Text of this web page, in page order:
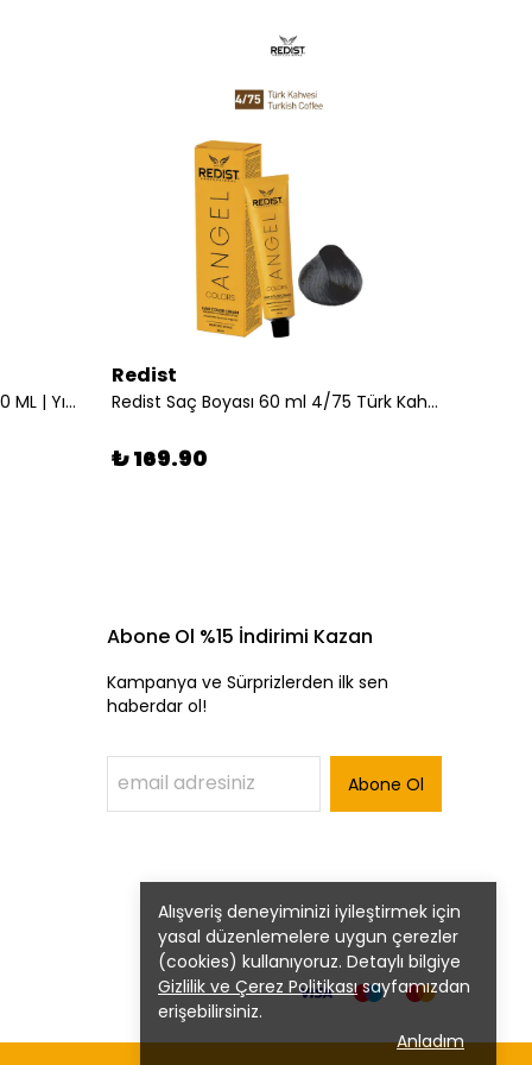
Alışveriş deneyiminizi iyileştirmek için
yasal düzenlemelere uygun çerezler
(cookies) kullanıyoruz. Detaylı bilgiye
Gizlilik ve Çerez Politikasısayfamızdan
erişebilirsiniz.
Anladım
AC Class Keratin Şampuan 1000 ML | Yıpranmış Saçlar için Yoğun Bakım
Redist
Redist Saç Boyası 60 ml 4/75 Türk Kahvesi
₺ 169.90
Abone Ol %15 İndirimi Kazan
Kampanya ve Sürprizlerden ilk sen
haberdar ol!
Abone Ol